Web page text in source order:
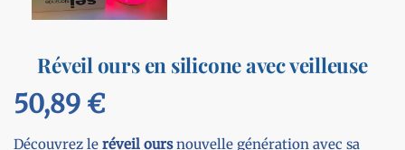
Réveil ours en silicone avec veilleuse
50,89 €
Découvrez le réveil oursnouvelle génération avec sa